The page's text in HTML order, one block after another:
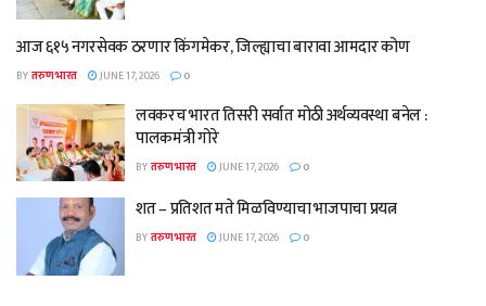
आज ६१५ नगरसेवक ठरणार किंगमेकर, जिल्ह्याचा बारावा आमदार कोण
BYतरुण भारत JUNE 17, 2026 0
लवकरच भारत तिसरी सर्वात मोठी अर्थव्यवस्था बनेल :
पालकमंत्री गोरे
BYतरुण भारत JUNE 17, 2026 0
शत – प्रतिशत मते मिळविण्याचा भाजपाचा प्रयत्न
BYतरुण भारत JUNE 17, 2026 0